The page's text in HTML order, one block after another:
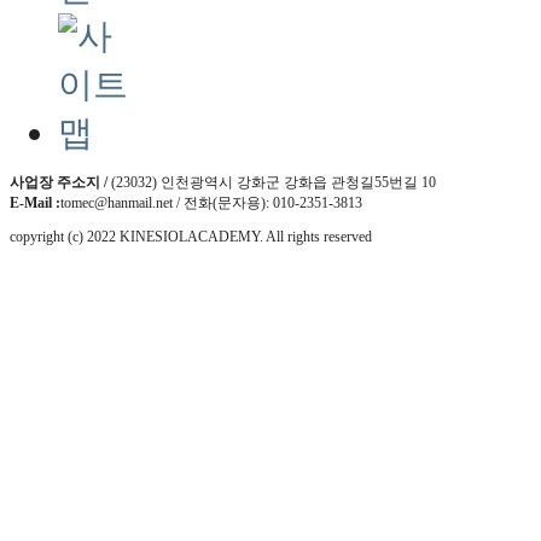
사업장 주소지 /(23032) 인천광역시 강화군 강화읍 관청길55번길 10
E-Mail :tomec@hanmail.net / 전화(문자용): 010-2351-3813
copyright (c) 2022 KINESIOLACADEMY. All rights reserved